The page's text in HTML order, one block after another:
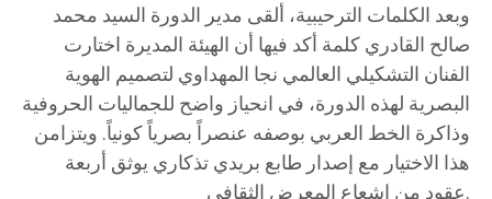
وبعد الكلمات الترحيبية، ألقى مدير الدورة السيد محمد
صالح القادري كلمة أكد فيها أن الهيئة المديرة اختارت
الفنان التشكيلي العالمي نجا المهداوي لتصميم الهوية
البصرية لهذه الدورة، في انحياز واضح للجماليات الحروفية
وذاكرة الخط العربي بوصفه عنصراً بصرياً كونياً. ويتزامن
هذا الاختيار مع إصدار طابع بريدي تذكاري يوثق أربعة